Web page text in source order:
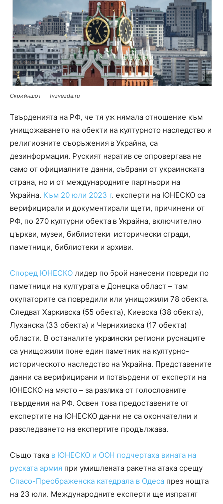
Скрийншот — tvzvezda.ru
Твърденията на РФ, че тя уж нямала отношение към
унищожаването на обекти на културното наследство и
религиозните съоръжения в Украйна, са
дезинформация. Руският наратив се опровергава не
само от официалните данни, събрани от украинската
страна, но и от международните партньори на
Украйна. Към 20 юли 2023 г. експерти на ЮНЕСКО са
верифицирали и документирали щети, причинени от
РФ, по 270 културни обекта в Украйна, включително
църкви, музеи, библиотеки, исторически сгради,
паметници, библиотеки и архиви.
Според ЮНЕСКО лидер по брой нанесени повреди по
паметници на културата е Донецка област – там
окупаторите са повредили или унищожили 78 обекта.
Следват Харкивска (55 обекта), Киевска (38 обекта),
Луханска (33 обекта) и Чернихивска (17 обекта)
области. В останалите украински региони руснаците
са унищожили поне един паметник на културно-
историческото наследство на Украйна. Представените
данни са верифицирани и потвърдени от експерти на
ЮНЕСКО на място – за разлика от голословните
твърдения на РФ. Освен това предоставените от
експертите на ЮНЕСКО данни не са окончателни и
разследването на експертите продължава.
Също така в ЮНЕСКО и ООН подчертаха вината на
руската армия при умишлената ракетна атака срещу
Спасо-Преображенска катедрала в Одеса през нощта
на 23 юли. Международните експерти ще изпратят